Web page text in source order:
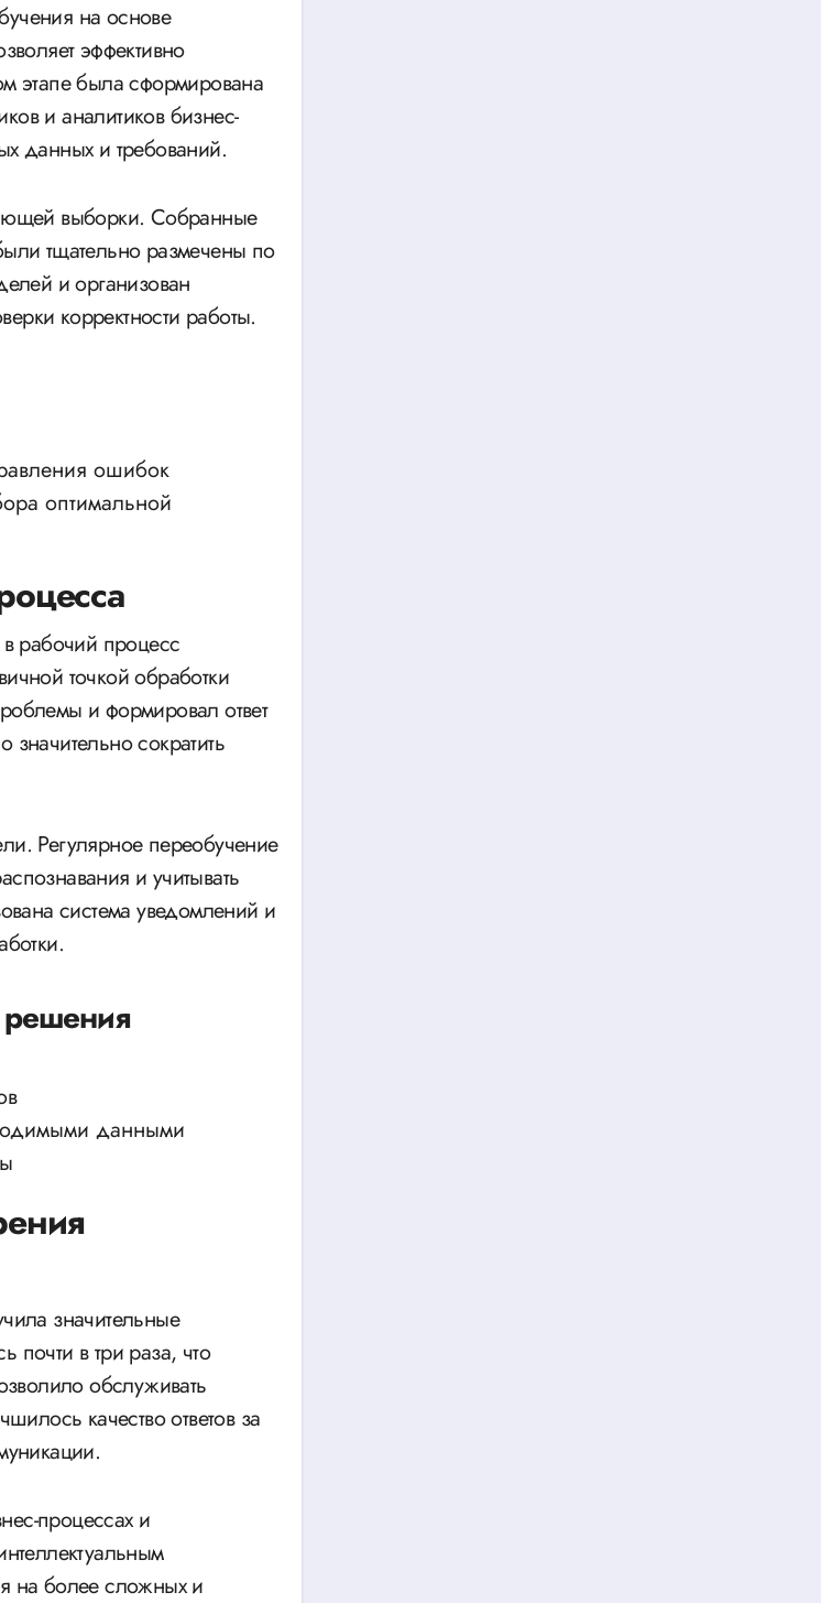
на основе
эффективно
этапе была сформирована
и аналитиков бизнес-
данных и требований.
выборки. Собранные
тщательно размечены по
и организован
корректности работы.
ошибок
оптимальной
рабочий процесс
точкой обработки
и формировал ответ
сократить
Регулярное переобучение
и учитывать
система уведомлений и
решения
данными
значительные
почти в три раза, что
обслуживать
качество ответов за
процессах и
на более сложных и